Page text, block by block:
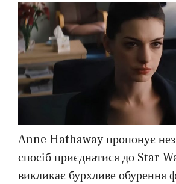
Anne Hathaway пропонує
спосіб приєднатися до Star
викликає бурхливе обурення